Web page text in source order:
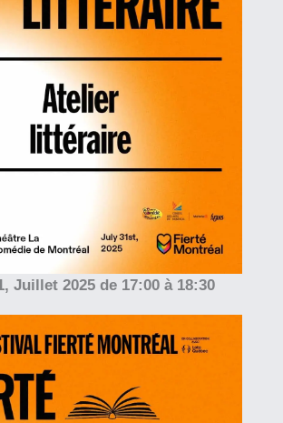
Juillet 2025 de 17:00 à 18:30